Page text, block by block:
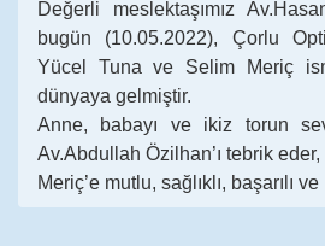
Değerli meslektaşımız
bugün (10.05.2022), Çorlu
Yücel Tuna ve Selim Meriç
dünyaya gelmiştir.
Anne, babayı ve ikiz torun
Av.Abdullah Özilhan’ı tebrik
Meriç’e mutlu, sağlıklı, başarılı